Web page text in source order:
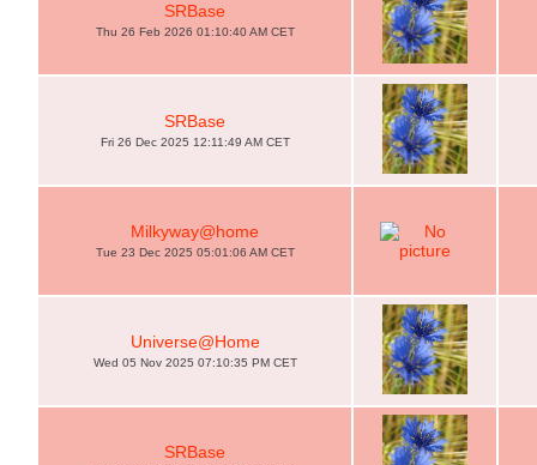
SRBase
Thu 26 Feb 2026 01:10:40 AM CET
SRBase
Fri 26 Dec 2025 12:11:49 AM CET
Milkyway@home
Tue 23 Dec 2025 05:01:06 AM CET
Universe@Home
Wed 05 Nov 2025 07:10:35 PM CET
SRBase